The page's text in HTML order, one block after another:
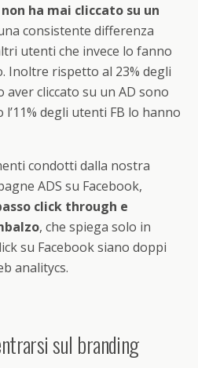
ha mai cliccato su un
consistente differenza
utenti che invece lo fanno
Inoltre rispetto al 23% degli
cliccato su un AD sono
l’11% degli utenti FB lo hanno
condotti dalla nostra
ADS su Facebook,
click through e
, che spiega solo in
su Facebook siano doppi
analitycs.
sul branding